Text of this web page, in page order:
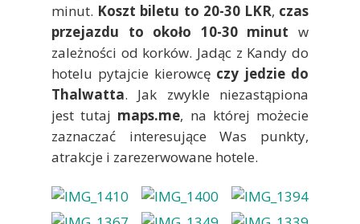
minut. Koszt biletu to 20-30 LKR, czas
przejazdu to około 10-30 minut w
zależności od korków. Jadąc z Kandy do
hotelu pytajcie kierowcę czy jedzie do
Thalwatta. Jak zwykle niezastąpiona
jest tutaj maps.me, na której możecie
zaznaczać interesujące Was punkty,
atrakcje i zarezerwowane hotele.